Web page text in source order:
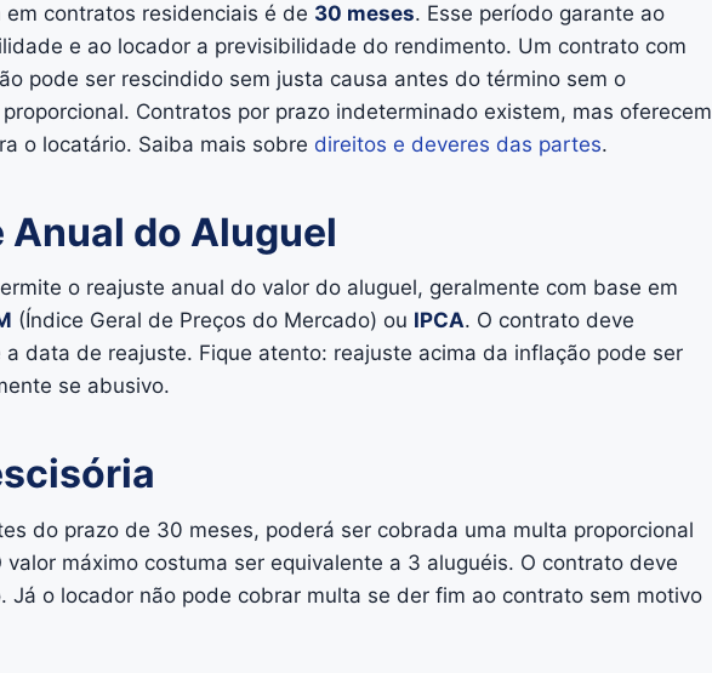
em contratos residenciais é de 30 meses. Esse período garante ao
e ao locador a previsibilidade do rendimento. Um contrato com
pode ser rescindido sem justa causa antes do término sem o
Contratos por prazo indeterminado existem, mas oferecem
o locatário. Saiba mais sobre direitos e deveres das partes.
Anual do Aluguel
o reajuste anual do valor do aluguel, geralmente com base em
(Índice Geral de Preços do Mercado) ou IPCA. O contrato deve
data de reajuste. Fique atento: reajuste acima da inflação pode ser
se abusivo.
do prazo de 30 meses, poderá ser cobrada uma multa proporcional
máximo costuma ser equivalente a 3 aluguéis. O contrato deve
Já o locador não pode cobrar multa se der fim ao contrato sem motivo